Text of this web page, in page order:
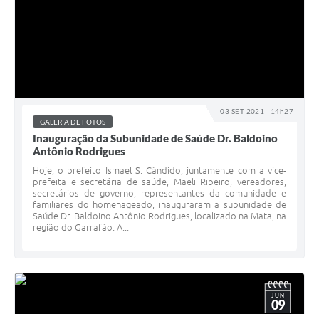
03 SET 2021 - 14h27
GALERIA DE FOTOS
Inauguração da Subunidade de Saúde Dr. Baldoino
Antônio Rodrigues
Hoje, o prefeito Ismael S. Cândido, juntamente com a vice-
prefeita e secretária de saúde, Maeli Ribeiro, vereadores,
secretários de governo, representantes da comunidade e
familiares do homenageado, inauguraram a subunidade de
Saúde Dr. Baldoino Antônio Rodrigues, localizado na Mata, na
região do Garrafão. A...
JUN
09